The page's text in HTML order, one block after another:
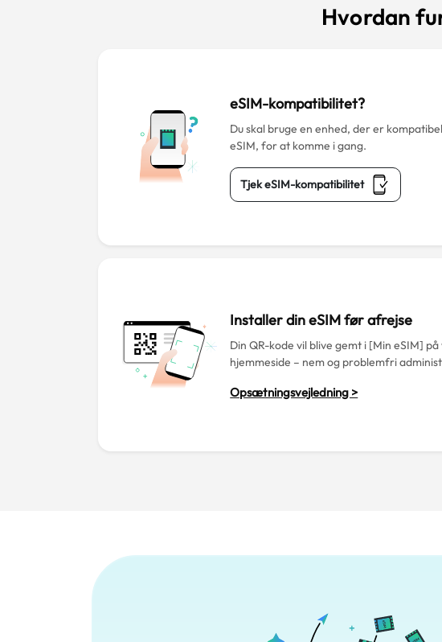
Hvordan
eSIM-kompatibilitet?
Du skal bruge en enhed, der er
eSIM, for at komme i gang.
Tjek eSIM-kompatibilitet
Installer din eSIM før afrejse
Din QR-kode vil blive gemt i [Min eSIM] på
hjemmeside – nem og problemfri
Opsætningsvejledning >